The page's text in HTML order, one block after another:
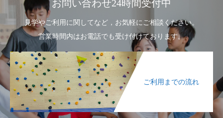
お問い合わせ24時間受付中
見学やご利用に関してなど，お気軽にご相談ください。
営業時間内はお電話でも受け付けております。
ご利用までの流れ